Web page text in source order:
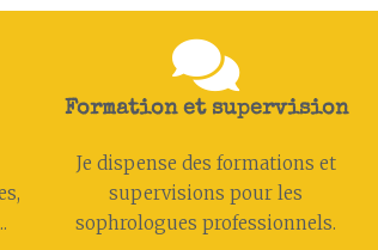
Formation et supervision
Je dispense des formations et
supervisions pour les
sophrologues professionnels.